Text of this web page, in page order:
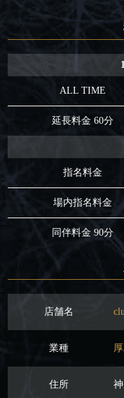
ALL TIME
延長料金 60分
指名料金
場内指名料金
同伴料金 90分
店舗名
業種
住所